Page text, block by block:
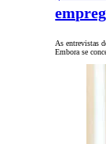
As entrevistas
Embora se